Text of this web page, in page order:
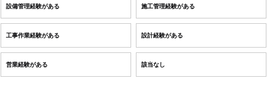
設備管理経験がある 施工管理経験がある
工事作業経験がある 設計経験がある
営業経験がある 該当なし